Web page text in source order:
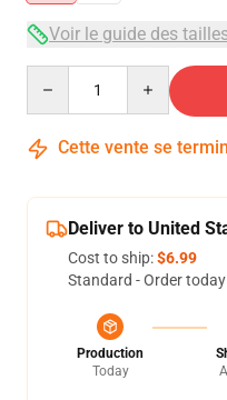
Voir le guide des
Cette vente se
Deliver to United
Cost to ship:$6.99
Standard - Order
Production
Today